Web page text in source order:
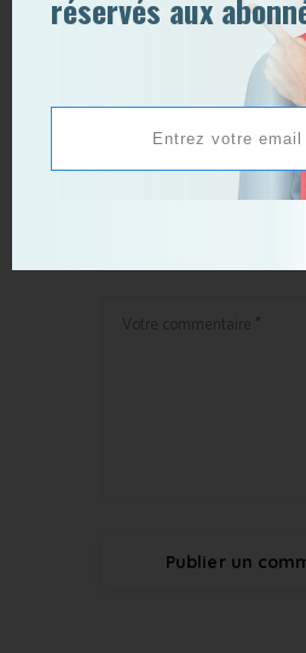
plus
dans le monde –
Publier un
réservés aux